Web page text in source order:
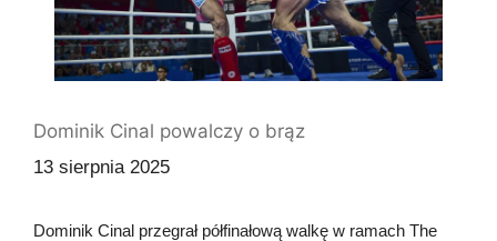
Dominik Cinal powalczy o brąz
13 sierpnia 2025
Dominik Cinal przegrał półfinałową walkę w ramach The